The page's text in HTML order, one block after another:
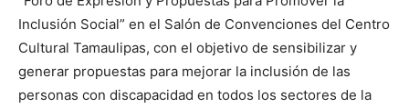
Inclusión Social” en el Salón de Convenciones del Centro
Cultural Tamaulipas, con el objetivo de sensibilizar y
generar propuestas para mejorar la inclusión de las
personas con discapacidad en todos los sectores de la